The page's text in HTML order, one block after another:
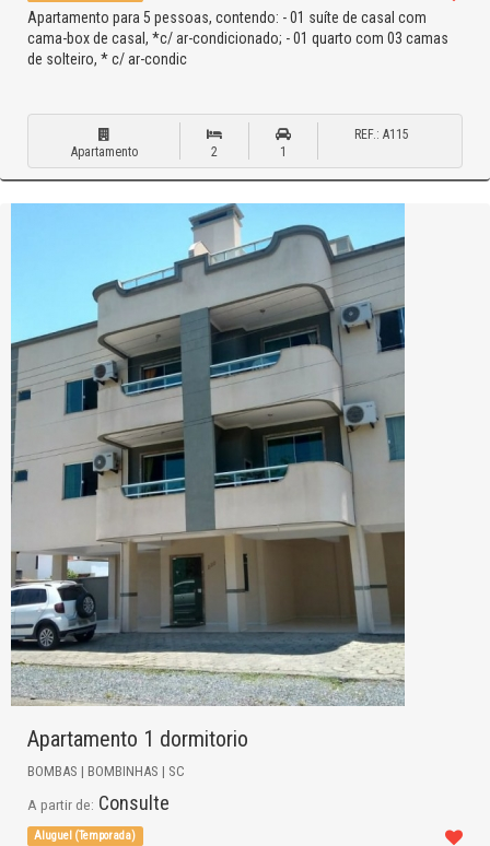
Apartamento para 5 pessoas, contendo: - 01 suíte de casal com
cama-box de casal, *c/ ar-condicionado; - 01 quarto com 03 camas
de solteiro, * c/ ar-condic
Apartamento 2 1
REF.: A115
Apartamento 1 dormitorio
BOMBAS | BOMBINHAS | SC
A partir de: Consulte
Aluguel (Temporada)